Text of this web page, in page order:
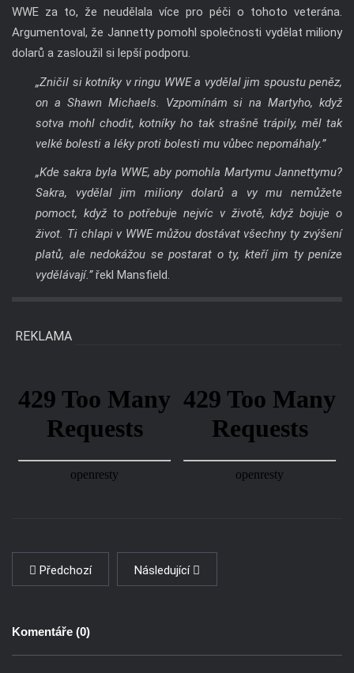
WWE za to, že neudělala více pro péči o tohoto veterána.
Argumentoval, že Jannetty pomohl společnosti vydělat miliony
dolarů a zasloužil si lepší podporu.
„Zničil si kotníky v ringu WWE a vydělal jim spoustu peněz,
on a Shawn Michaels. Vzpomínám si na Martyho, když
sotva mohl chodit, kotníky ho tak strašně trápily, měl tak
velké bolesti a léky proti bolesti mu vůbec nepomáhaly.”
„Kde sakra byla WWE, aby pomohla Martymu Jannettymu?
Sakra, vydělal jim miliony dolarů a vy mu nemůžete
pomoct, když to potřebuje nejvíc v životě, když bojuje o
život. Ti chlapi v WWE můžou dostávat všechny ty zvýšení
platů, ale nedokážou se postarat o ty, kteří jim ty peníze
vydělávají.”řekl Mansfield.
REKLAMA
Předchozí Následující
Komentáře (0)